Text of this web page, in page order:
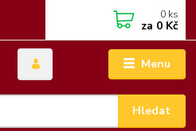
Menu
Hledat
0 ks
za 0 Kč